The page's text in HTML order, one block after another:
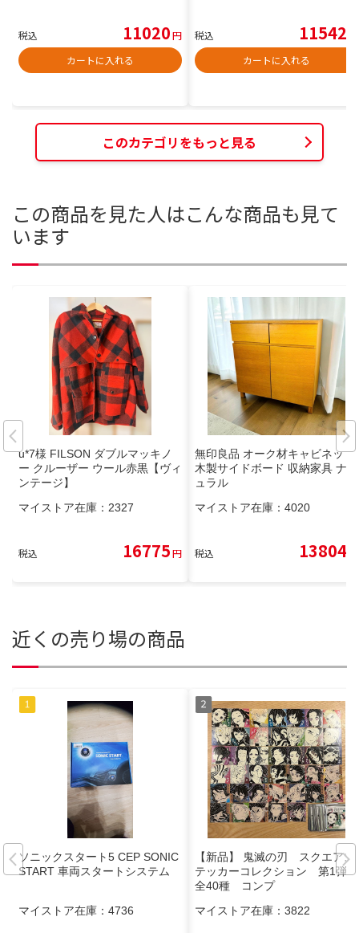
税込 11020円
カートに入れる
税込 11542
カートに入れる
このカテゴリをもっと見る
この商品を見た人はこんな商品も見て
います
u*7様 FILSON ダブルマッキノ
ー クルーザー ウール赤黒【ヴィ
ンテージ】
マイストア在庫： 2327
税込 16775円
無印良品 オーク材キャビネット
木製サイドボード 収納家具 ナチ
ュラル
マイストア在庫： 4020
税込 13804
近くの売り場の商品
ソニックスタート5 CEP SONIC
START 車両スタートシステム
マイストア在庫： 4736
【新品】 鬼滅の刃 スクエアス
テッカーコレクション 第1弾
全40種 コンプ
マイストア在庫： 3822